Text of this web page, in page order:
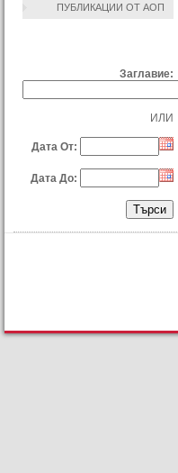
ПУБЛИКАЦИИ ОТ АОП
Заглавие:
ИЛИ
Дата От:
Дата До: